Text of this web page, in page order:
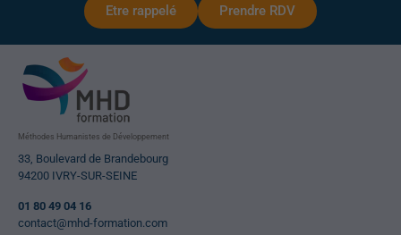
Etre rappelé Prendre RDV
Méthodes Humanistes de Développement
33, Boulevard de Brandebourg
94200 IVRY-SUR-SEINE
01 80 49 04 16
contact@mhd-formation.com